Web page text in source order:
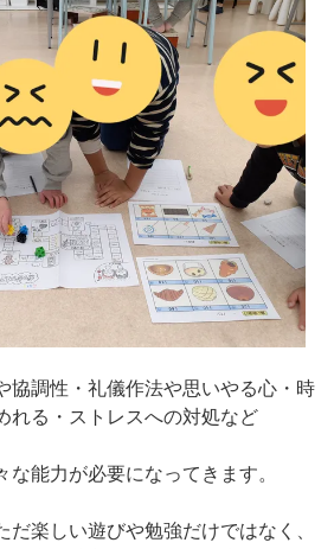
協調性・礼儀作法や思いやる心・時
れる・ストレスへの対処など
能力が必要になってきます。
楽しい遊びや勉強だけではなく、